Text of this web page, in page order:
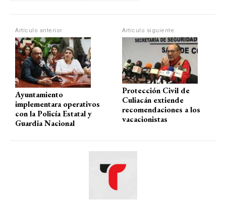
p
k
Artículo anterior
Ayuntamiento
implementara operativos
con la Policía Estatal y
Guardia Nacional
Artículo siguiente
Protección Civil de
Culiacán extiende
recomendaciones a los
vacacionistas